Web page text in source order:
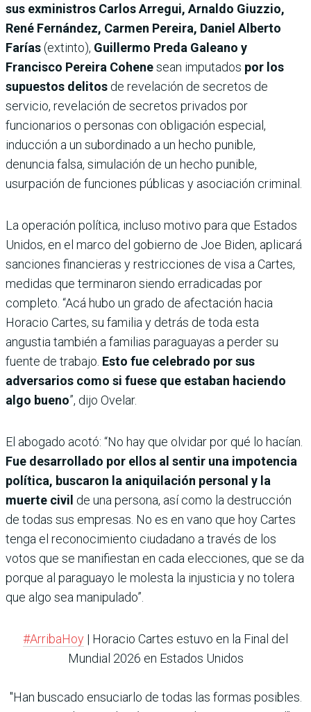
sus exministros Carlos Arregui, Arnaldo Giuzzio,
René Fernández, Carmen Pereira, Daniel Alberto
Farías(extinto), Guillermo Preda Galeano y
Francisco Pereira Cohenesean imputados por los
supuestos delitos de revelación de secretos de
servicio, revelación de secretos privados por
funcionarios o personas con obligación especial,
inducción a un subordinado a un hecho punible,
denuncia falsa, simulación de un hecho punible,
usurpación de funciones públicas y asociación criminal.
La operación política, incluso motivo para que Estados
Unidos, en el marco del gobierno de Joe Biden, aplicará
sanciones financieras y restricciones de visa a Cartes,
medidas que terminaron siendo erradicadas por
completo. “Acá hubo un grado de afectación hacia
Horacio Cartes, su familia y detrás de toda esta
angustia también a familias paraguayas a perder su
fuente de trabajo. Esto fue celebrado por sus
adversarios como si fuese que estaban haciendo
algo bueno”, dijo Ovelar.
El abogado acotó: “No hay que olvidar por qué lo hacían.
Fue desarrollado por ellos al sentir una impotencia
política, buscaron la aniquilación personal y la
muerte civil de una persona, así como la destrucción
de todas sus empresas. No es en vano que hoy Cartes
tenga el reconocimiento ciudadano a través de los
votos que se manifiestan en cada elecciones, que se da
porque al paraguayo le molesta la injusticia y no tolera
que algo sea manipulado”.
#ArribaHoy | Horacio Cartes estuvo en la Final del
Mundial 2026 en Estados Unidos
"Han buscado ensuciarlo de todas las formas posibles.